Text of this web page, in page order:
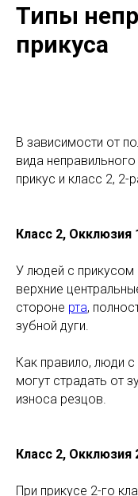
Типы
прикуса
В зависимости от
вида
прикус и класс 2, 2-
Класс 2, Окклюзия
У людей с прикусом
верхние
стороне рта,
зубной дуги.
Как правило, люди
могут страдать от
износа резцов.
Класс 2, Окклюзия
При прикусе 2-го